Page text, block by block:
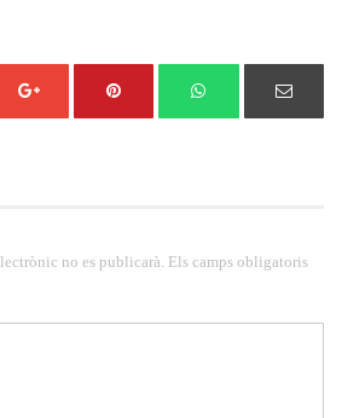
no es publicarà. Els camps obligatoris